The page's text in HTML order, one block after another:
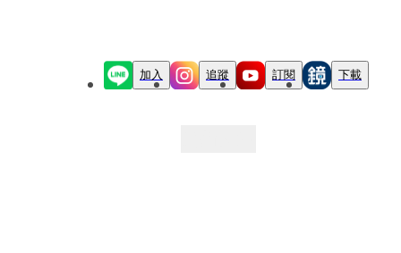
加入 追蹤 訂閱 下載